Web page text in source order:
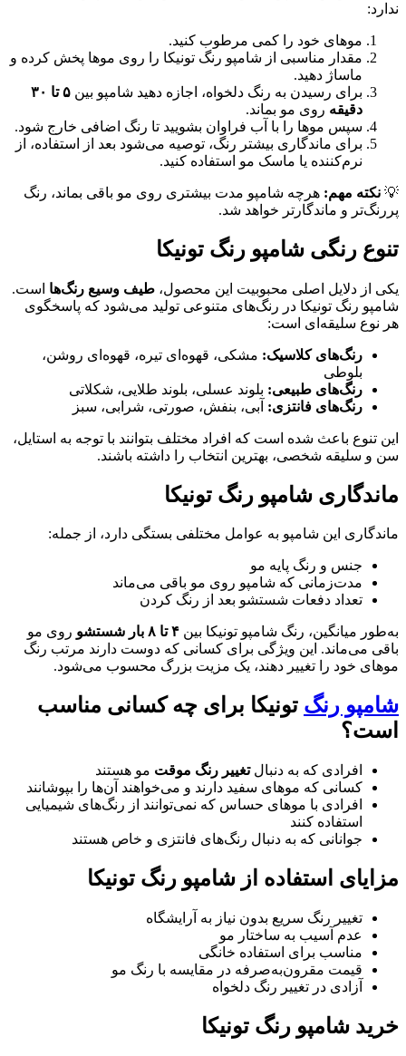
خود را کمی مرطوب کنید.
مناسبی از شامپو رنگ تونیکا را روی موها پخش کرده و
دهید.
رسیدن به رنگ دلخواه، اجازه دهید شامپو بین
۵ تا ۳۰
روی مو بماند.
موها را با آب فراوان بشویید تا رنگ اضافی خارج شود.
ماندگاری بیشتر رنگ، توصیه می‌شود بعد از استفاده، از
یا ماسک مو استفاده کنید.
مهم:هرچه شامپو مدت بیشتری روی مو باقی بماند، رنگ
و ماندگارتر خواهد شد.
شامپو رنگ تونیکا
اصلی محبوبیت این محصول،طیف وسیع رنگ‌هااست.
تونیکا در رنگ‌های متنوعی تولید می‌شود که پاسخگوی
است:
کلاسیک: مشکی، قهوه‌ای تیره، قهوه‌ای روشن،
طبیعی:بلوند عسلی، بلوند طلایی، شکلاتی
فانتزی:آبی، بنفش، صورتی، شرابی، سبز
باعث شده است که افراد مختلف بتوانند با توجه به استایل،
شخصی، بهترین انتخاب را داشته باشند.
شامپو رنگ تونیکا
این شامپو به عوامل مختلفی بستگی دارد، از جمله:
و رنگ پایه مو
که شامپو روی مو باقی می‌ماند
دفعات شستشو بعد از رنگ کردن
رنگ شامپو تونیکا بین۴ تا ۸ بار شستشو
روی مو
این ویژگی برای کسانی که دوست دارند مرتب رنگ
را تغییر دهند، یک مزیت بزرگ محسوب می‌شود.
رنگتونیکا برای چه کسانی مناسب
که به دنبالتغییر رنگ موقتمو هستند
که موهای سفید دارند و می‌خواهند آن‌ها را بپوشانند
با موهای حساس که نمی‌توانند از رنگ‌های شیمیایی
کنند
که به دنبال رنگ‌های فانتزی و خاص هستند
استفاده از شامپو رنگ تونیکا
رنگ سریع بدون نیاز به آرایشگاه
آسیب به ساختار مو
برای استفاده خانگی
مقرون‌به‌صرفه در مقایسه با رنگ مو
در تغییر رنگ دلخواه
رنگ تونیکا